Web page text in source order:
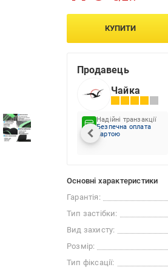
КУПИТИ
Продавець
Чайка
Надійні транзакції
Безпечна оплата
картою
Основні характеристики
Гарантія:
Тип застібки:
Вид захисту:
Розмір:
Тип фіксації: